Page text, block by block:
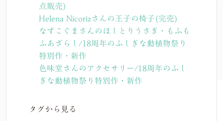
点販売)
Helena Nicorizさんの王子の椅子(完売)
なすこぐまさんのほしとりうさぎ・もふも
ふあざらし/18周年のふしぎな動植物祭り
特別作・新作
色味堂さんのアクセサリー/18周年のふし
ぎな動植物祭り特別作・新作
タグから見る